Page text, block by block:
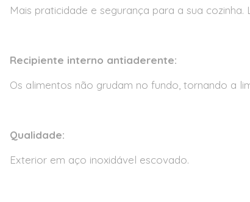
Mais praticidade e segurança para a sua
Recipiente interno antiaderente:
Os alimentos não grudam no fundo, tornando a
Qualidade:
Exterior em aço inoxidável escovado.